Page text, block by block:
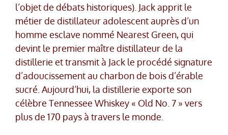
l’objet de débats historiques). Jack apprit le
métier de distillateur adolescent auprès d’un
homme esclave nommé Nearest Green, qui
devint le premier maître distillateur de la
distillerie et transmit à Jack le procédé signature
d’adoucissement au charbon de bois d’érable
sucré. Aujourd’hui, la distillerie exporte son
célèbre Tennessee Whiskey « Old No. 7 » vers
plus de 170 pays à travers le monde.